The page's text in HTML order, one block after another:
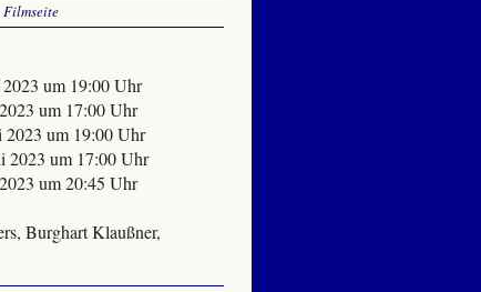
um 19:00 Uhr
um 17:00 Uhr
2023 um 19:00 Uhr
2023 um 17:00 Uhr
um 20:45 Uhr
Burghart Klaußner,